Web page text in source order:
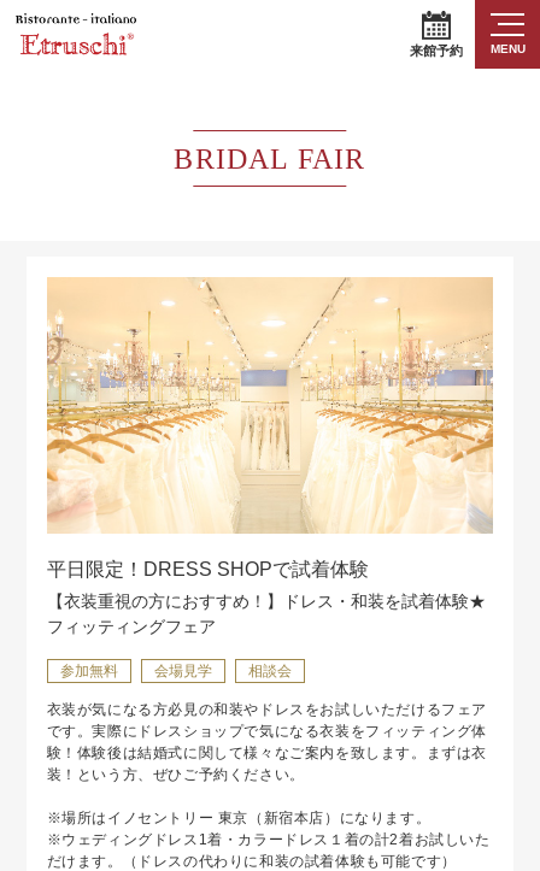
来館予約 MENU
BRIDAL FAIR
平日限定！DRESS SHOPで試着体験
【衣装重視の方におすすめ！】ドレス・和装を試着体験★
フィッティングフェア
参加無料 会場見学 相談会
衣装が気になる方必見の和装やドレスをお試しいただけるフェア
です。実際にドレスショップで気になる衣装をフィッティング体
験！体験後は結婚式に関して様々なご案内を致します。まずは衣
装！という方、ぜひご予約ください。
※場所はイノセントリー 東京（新宿本店）になります。
※ウェディングドレス1着・カラードレス１着の計2着お試しいた
だけます。（ドレスの代わりに和装の試着体験も可能です）